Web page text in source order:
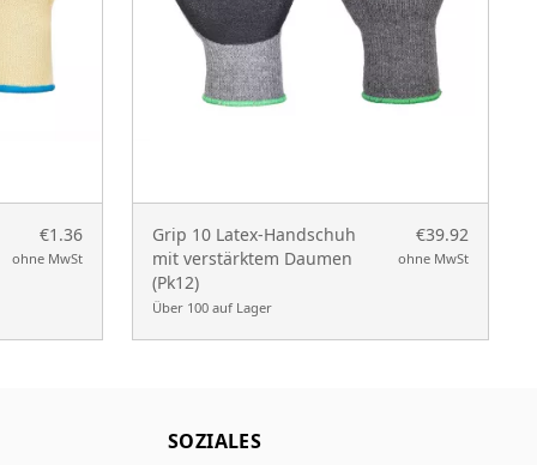
€1.36
ohne MwSt
Grip 10 Latex-Handschuh
mit verstärktem Daumen
(Pk12)
Über 100 auf Lager
€39.92
ohne MwSt
SOZIALES